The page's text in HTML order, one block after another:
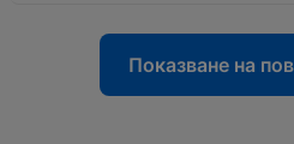
Показване на